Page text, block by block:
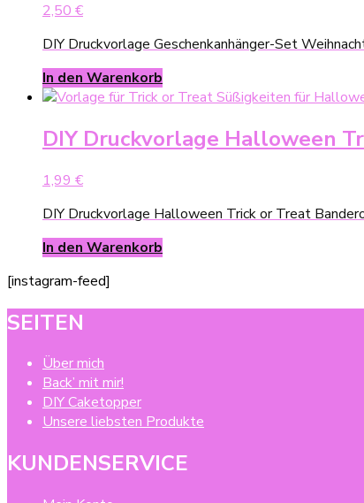
2,50 €
DIY Druckvorlage Geschenkanhänger-Set
In den Warenkorb
DIY Druckvorlage Halloween
1,99 €
DIY Druckvorlage Halloween Trick or Treat
In den Warenkorb
[instagram-feed]
SEITEN
Über mich
Back’ mit mir!
DIY Caketopper
Unsere liebsten Produkte
KUNDENSERVICE